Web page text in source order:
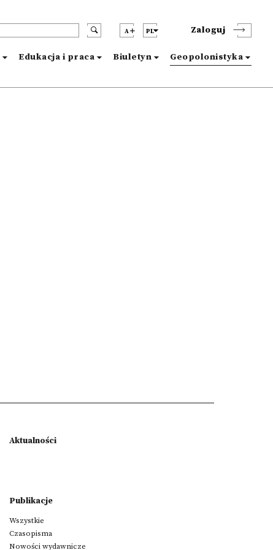
A PL Zaloguj
Edukacja i praca Biuletyn Geopolonistyka
Aktualności
Publikacje
Wszystkie
Czasopisma
Nowości wydawnicze